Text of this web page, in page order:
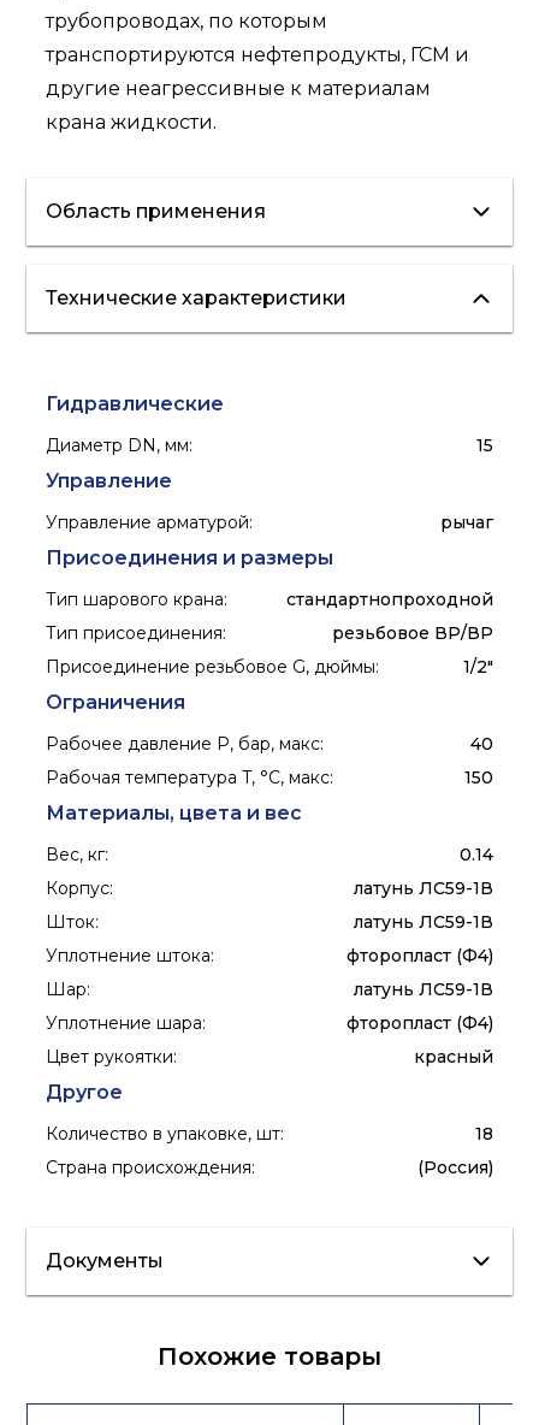
трубопроводах, по которым
транспортируются нефтепродукты, ГСМ и
другие неагрессивные к материалам
крана жидкости.
Область применения
водоснабжение отопление
Технические характеристики
Гидравлические
Диаметр DN, мм: 15
Управление
Управление арматурой: рычаг
Присоединения и размеры
Тип шарового крана:
стандартнопроходной
Тип присоединения:
резьбовое ВР/ВР
Присоединение резьбовое G, дюймы: 1/2"
Ограничения
Рабочее давление P, бар, макс:
40
Рабочая температура T, °C, макс: 150
Материалы, цвета и вес
Вес, кг:
0.14
Корпус:
латунь ЛС59-1В
Шток:
латунь ЛС59-1В
Уплотнение штока:
фторопласт (Ф4)
Шар:
латунь ЛС59-1В
Уплотнение шара:
фторопласт (Ф4)
Цвет рукоятки: красный
Другое
Количество в упаковке, шт:
18
Страна происхождения: (Россия)
Документы
Декларация
Каталог
Похожие товары